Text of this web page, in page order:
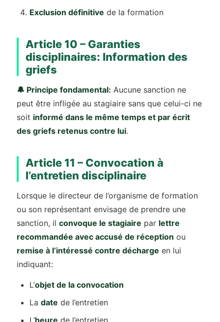
Exclusion définitive de la formation
Article 10 – Garanties
disciplinaires: Information des
griefs
🔔 Principe fondamental: Aucune sanction ne
peut être infligée au stagiaire sans que celui-ci ne
soit informé dans le même temps et par écrit
des griefs retenus contre lui.
Article 11 – Convocation à
l’entretien disciplinaire
Lorsque le directeur de l’organisme de formation
ou son représentant envisage de prendre une
sanction, il convoque le stagiaire par lettre
recommandée avec accusé de réception ou
remise à l’intéressé contre décharge en lui
indiquant:
L’objet de la convocation
La date de l’entretien
L’heure de l’entretien